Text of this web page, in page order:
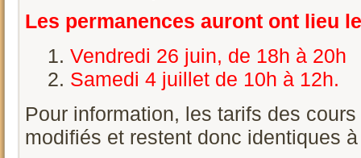
Les permanences auront ont lieu
Vendredi 26 juin, de 18h à 20h
Samedi 4 juillet de 10h à 12h.
Pour information, les tarifs des
modifiés et restent donc identiques